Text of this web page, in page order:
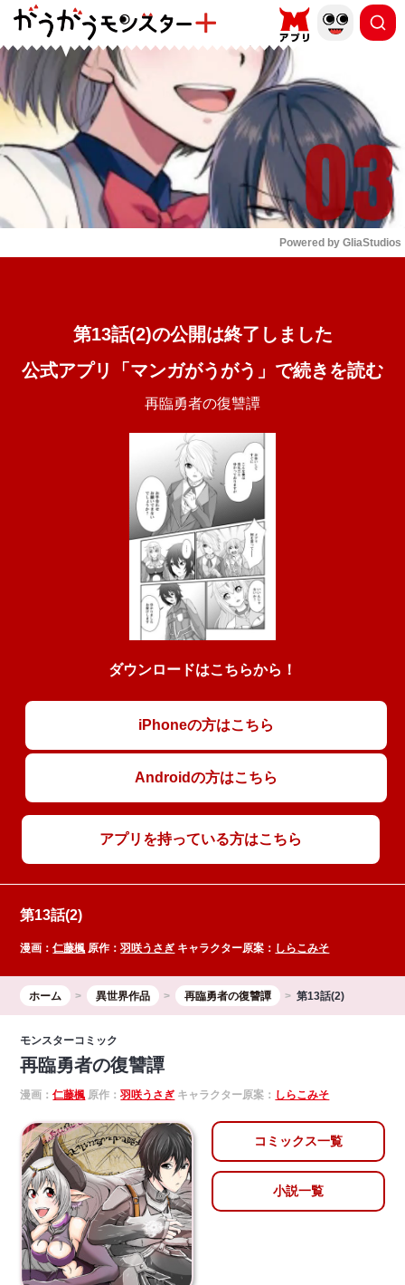
もっと読む
Powered by GliaStudios
第13話(2)の公開は終了しました
公式アプリ「マンガがうがう」で続きを読む
再臨勇者の復讐譚
ダウンロードはこちらから！
iPhoneの方はこちら
Androidの方はこちら
アプリを持っている方はこちら
第13話(2)
漫画：仁藤楓 原作：羽咲うさぎ キャラクター原案： しらこみそ
ホーム 異世界作品 再臨勇者の復讐譚 第13話(2)
モンスターコミック
再臨勇者の復讐譚
漫画：仁藤楓 原作：羽咲うさぎ キャラクター原案： しらこみそ
コミックス一覧
小説一覧